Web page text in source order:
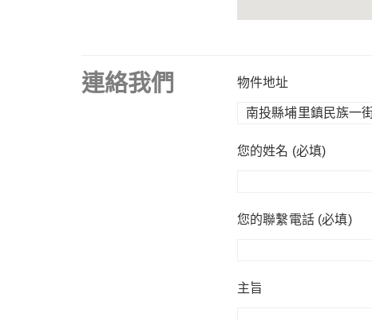
連絡我們 物件地址
您的姓名 (必填)
您的聯繫電話 (必填)
主旨